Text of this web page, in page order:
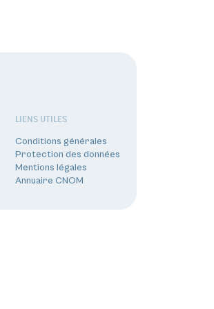
LIENS UTILES
Conditions générales
Protection des données
Mentions légales
Annuaire CNOM